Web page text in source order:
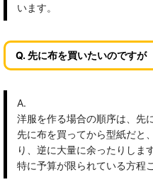
います。
Q. 先に布を買いたいのですが
A.
洋服を作る場合の順序は、先
先に布を買ってから型紙だと
り、逆に大量に余ったりします
特に予算が限られている方程